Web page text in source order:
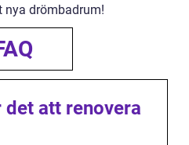
nya drömbadrum!
att renovera